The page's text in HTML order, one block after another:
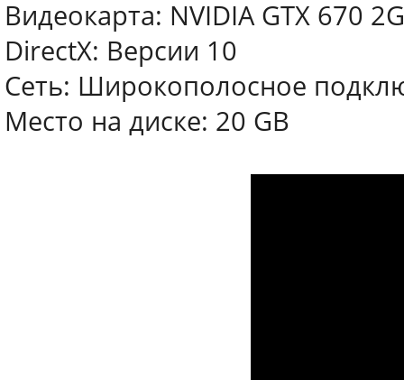
Видеокарта: NVIDIA GTX 670
DirectX: Версии 10
Сеть: Широкополосное
Место на диске: 20 GB